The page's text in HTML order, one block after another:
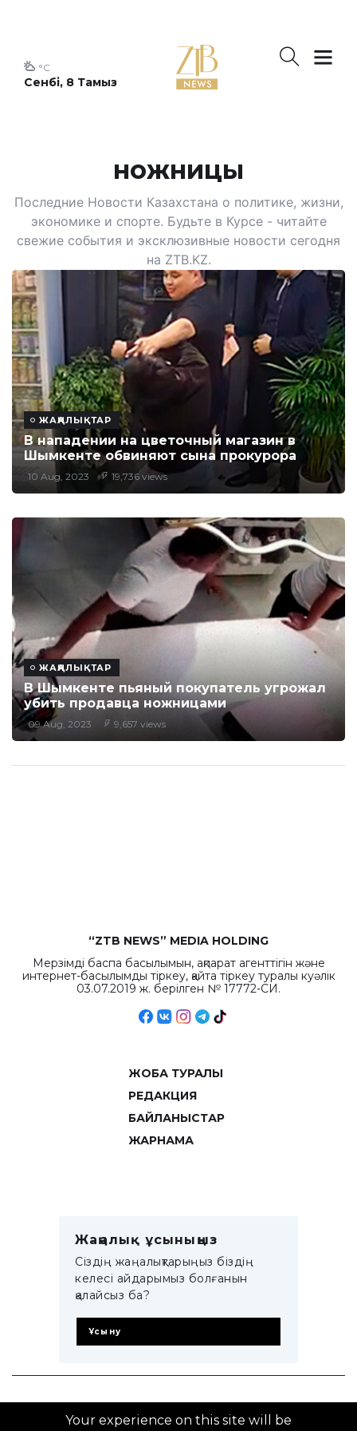
Сенбі, 8 Тамыз
°C
ножницы
Последние Новости Казахстана о политике, жизни,
экономике и спорте. Будьте в Курсе - читайте
свежие события и эксклюзивные новости сегодня
на ZTB.KZ.
ЖАҢАЛЫҚТАР
В нападении на цветочный магазин в
Шымкенте обвиняют сына прокурора
10 Aug, 2023 19,736 views
ЖАҢАЛЫҚТАР
В Шымкенте пьяный покупатель угрожал
убить продавца ножницами
09 Aug, 2023 9,657 views
“ZTB NEWS” MEDIA HOLDING
Мерзімді баспа басылымын, ақпарат агенттігін және
интернет-басылымды тіркеу, қайта тіркеу туралы куәлік
03.07.2019 ж. берілген № 17772-СИ.
ЖОБА ТУРАЛЫ
РЕДАКЦИЯ
БАЙЛАНЫСТАР
ЖАРНАМА
Жаңалық ұсыныңыз
Сіздің жаңалықтарыңыз біздің
келесі айдарымыз болғанын
қалайсыз ба?
Ұсыну
© 2014–2025 ZTB.KZ
Your experience on this site will be